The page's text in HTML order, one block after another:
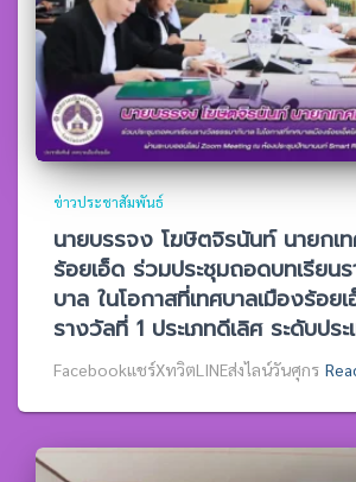
ข่าวประชาสัมพันธ์
นายบรรจง โฆษิตจิรนันท์ นายกเ
ร้อยเอ็ด ร่วมประชุมถอดบทเรียน
บาล ในโอกาสที่เทศบาลเมืองร้อย
รางวัลที่ 1 ประเภทดีเลิศ ระดับประ
Facebookแชร์XทวิตLINEส่งไลน์วันศุกร